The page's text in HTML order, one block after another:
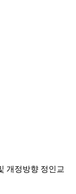
개정방향 정인교